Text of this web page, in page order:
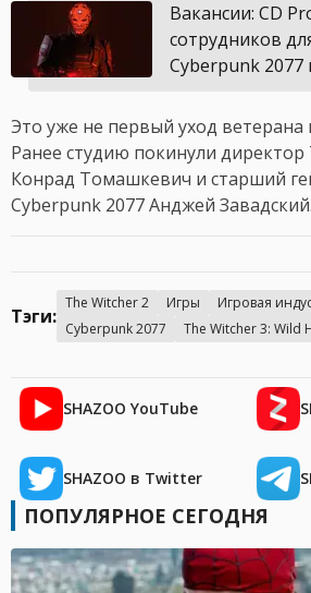
Вакансии: CD
сотрудников
Cyberpunk
Это уже не первый уход ветерана
Ранее студию покинули директор
Конрад Томашкевич и старший
Cyberpunk 2077 Анджей Завадский.
Тэги:
The Witcher 2 Игры Игровая
Cyberpunk 2077
The Witcher 3: Wild
SHAZOO YouTube
SHAZOO в Twitter
ПОПУЛЯРНОЕ СЕГОДНЯ